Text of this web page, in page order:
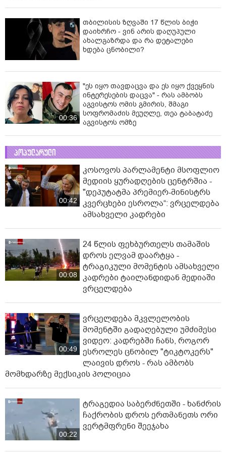
თბილისის ზღვაში 17 წლის ბიჭი
დაიხრჩო - ვინ არის დაღუპული
ახალგაზრდა და რა დეტალები
ხდება ცნობილი?
00:36
"ეს იყო თავდაცვა და ეს იყო ქვეყნის
ინტერესების დაცვა" - რას ამბობს
აგვისტოს ომის გმირის, შმაგი
სოფრომაძის მეუღლე, თეა ტაბატაძე
აგვისტოს ომზე
პოპულარული
00:42
კოსოვოს პარლამენტი მსოფლიო
მედიის ყურადღების ცენტრშია -
"დეპუტატმა პრემიერ-მინისტრს
კვერცხები ესროლა“: ვრცელდება
ამსახველი კადრები
00:08
24 წლის ფეხბურთელს თამაშის
დროს ელვამ დაარტყა -
ტრაგიკული მომენტის ამსახველი
კადრები ტაილანდიდან მედიაში
ვრცელდება
00:49
ვრცელდება მკვლელობის
მომენტში გადაღებული უმძიმესი
ვიდეო: კადრებში ჩანს, როგორ
ესროლეს ცნობილ "ტიკტოკერს"
ლაივის დროს - რას ამბობს
მომხდარზე მექსიკის პოლიცია
00:22
ტრაგედია საბერძნეთში - ხანძრის
ჩაქრობის დროს ერთმანეთს ორი
ვერტმფრენი შეეჯახა